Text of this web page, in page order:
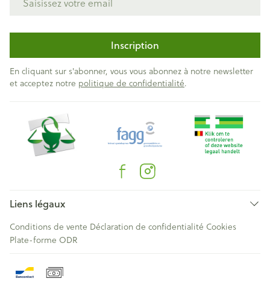
Inscription
En cliquant sur s'abonner, vous vous abonnez à notre newsletter
et acceptez notre politique de confidentialité.
Liens légaux
Conditions de vente Déclaration de confidentialité Cookies
Plate-forme ODR